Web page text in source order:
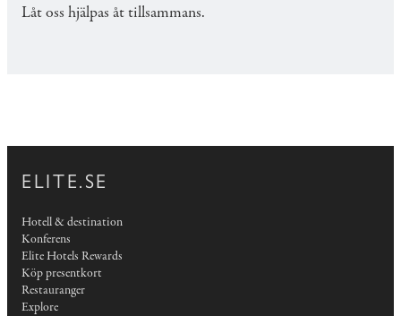
Låt oss hjälpas åt tillsammans.
ELITE.SE
Hotell & destination
Konferens
Elite Hotels Rewards
Köp presentkort
Restauranger
Explore